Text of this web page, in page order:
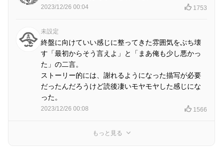
2023/12/26 00:04 1753
未設定
終盤に向けていい感じに整ってきた雰囲気をぶち壊
す「最初からそう言えよ」と「まあ俺も少し悪かっ
た」の二言。
ストーリー的には、謝れるようになった描写が必要
だったんだろうけど読後凄いモヤモヤした感じにな
った。
2023/12/26 00:08 1566
もっと見る